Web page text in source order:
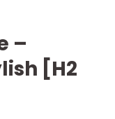
–
[H2